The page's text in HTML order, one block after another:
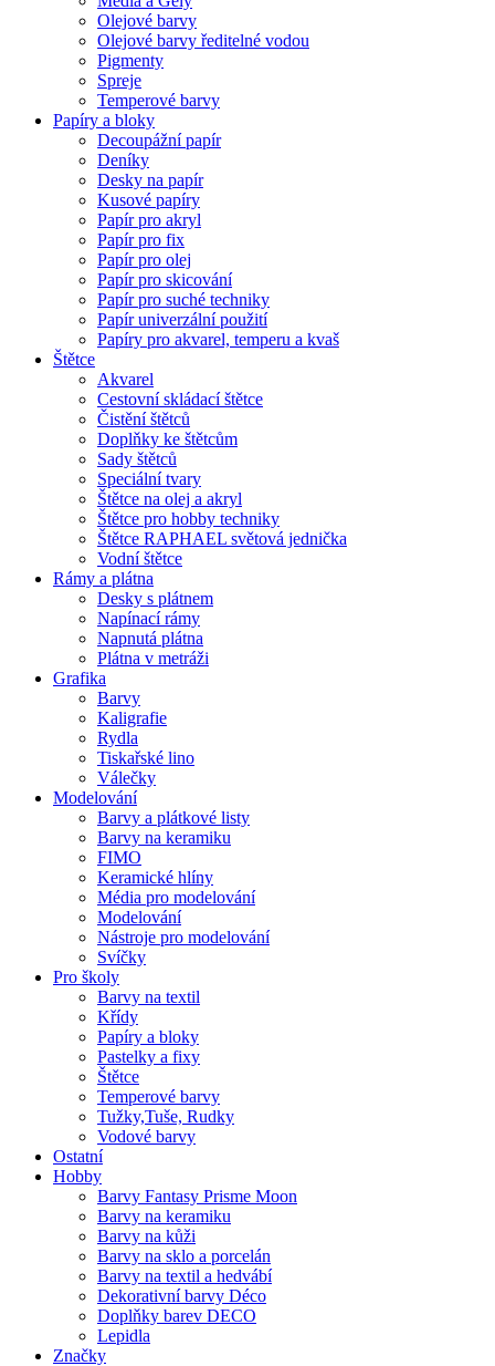
Olejové barvy
Olejové barvy ředitelné vodou
Pigmenty
Spreje
Temperové barvy
Papíry a bloky
Decoupážní papír
Deníky
Desky na papír
Kusové papíry
Papír pro akryl
Papír pro fix
Papír pro olej
Papír pro skicování
Papír pro suché techniky
Papír univerzální použití
Papíry pro akvarel, temperu a kvaš
Štětce
Akvarel
Cestovní skládací štětce
Čistění štětců
Doplňky ke štětcům
Sady štětců
Speciální tvary
Štětce na olej a akryl
Štětce pro hobby techniky
Štětce RAPHAEL světová jednička
Vodní štětce
Rámy a plátna
Desky s plátnem
Napínací rámy
Napnutá plátna
Plátna v metráži
Grafika
Barvy
Kaligrafie
Rydla
Tiskařské lino
Válečky
Modelování
Barvy a plátkové listy
Barvy na keramiku
FIMO
Keramické hlíny
Média pro modelování
Modelování
Nástroje pro modelování
Svíčky
Pro školy
Barvy na textil
Křídy
Papíry a bloky
Pastelky a fixy
Štětce
Temperové barvy
Tužky,Tuše, Rudky
Vodové barvy
Ostatní
Hobby
Barvy Fantasy Prisme Moon
Barvy na keramiku
Barvy na kůži
Barvy na sklo a porcelán
Barvy na textil a hedvábí
Dekorativní barvy Déco
Doplňky barev DECO
Lepidla
Značky